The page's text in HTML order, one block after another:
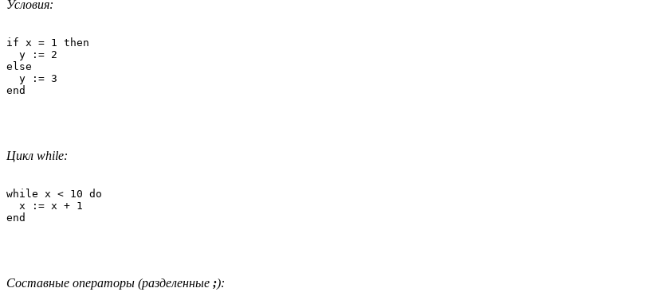
Условия:
if x = 1 then
  y := 2
else
  y := 3
Цикл while:
while x < 10 do
  x := x + 1
Составные операторы (разделенные ;):